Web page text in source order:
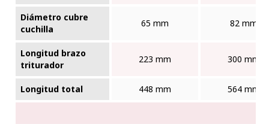
Diámetro cubre
cuchilla
65 mm 82 mm
Longitud brazo
triturador
223 mm 300 mm
Longitud total 448 mm 564 mm